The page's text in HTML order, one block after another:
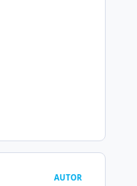
AUTOR